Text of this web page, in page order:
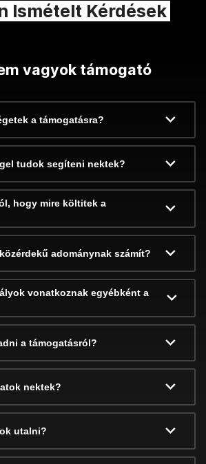
Ismételt Kérdések
vagyok támogató
a támogatásra?
tudok segíteni nektek?
hogy mire költitek a
adománynak számít?
vonatkoznak egyébként a
a támogatásról?
nektek?
utalni?